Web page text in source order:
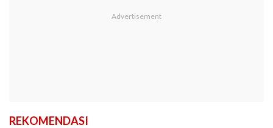
REKOMENDASI